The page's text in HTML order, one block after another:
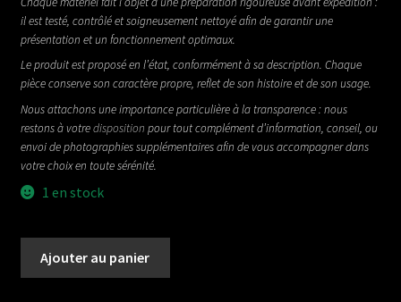
il est testé, contrôlé et soigneusement nettoyé afin de garantir une
présentation et un fonctionnement optimaux.
Le produit est proposé en l’état, conformément à sa description. Chaque
pièce conserve son caractère propre, reflet de son histoire et de son usage.
Nous attachons une importance particulière à la transparence : nous
restons à votredisposition pour tout complément d’information, conseil, ou
envoi de photographies supplémentaires afin de vous accompagner dans
votre choix en toute sérénité.
1 en stock
Ajouter au panier